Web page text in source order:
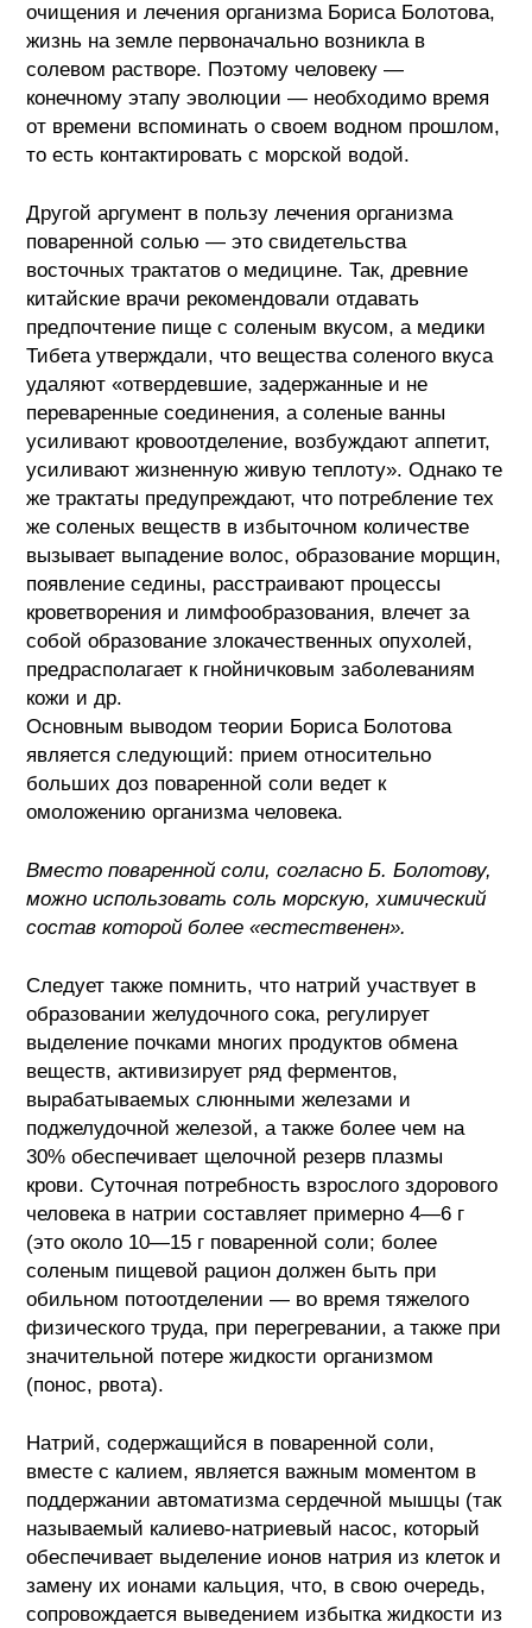
очищения и лечения организма Бориса Болотова,
жизнь на земле первоначально возникла в
солевом растворе. Поэтому человеку —
конечному этапу эволюции — необходимо время
от времени вспоминать о своем водном прошлом,
то есть контактировать с морской водой.
Другой аргумент в пользу лечения организма
поваренной солью — это свидетельства
восточных трактатов о медицине. Так, древние
китайские врачи рекомендовали отдавать
предпочтение пище с соленым вкусом, а медики
Тибета утверждали, что вещества соленого вкуса
удаляют «отвердевшие, задержанные и не
переваренные соединения, а соленые ванны
усиливают кровоотделение, возбуждают аппетит,
усиливают жизненную живую теплоту». Однако те
же трактаты предупреждают, что потребление тех
же соленых веществ в избыточном количестве
вызывает выпадение волос, образование морщин,
появление седины, расстраивают процессы
кроветворения и лимфообразования, влечет за
собой образование злокачественных опухолей,
предрасполагает к гнойничковым заболеваниям
кожи и др.
Основным выводом теории Бориса Болотова
является следующий: прием относительно
больших доз поваренной соли ведет к
омоложению организма человека.
Вместо поваренной соли, согласно Б. Болотову,
можно использовать соль морскую, химический
состав которой более «естественен».
Следует также помнить, что натрий участвует в
образовании желудочного сока, регулирует
выделение почками многих продуктов обмена
веществ, активизирует ряд ферментов,
вырабатываемых слюнными железами и
поджелудочной железой, а также более чем на
30% обеспечивает щелочной резерв плазмы
крови. Суточная потребность взрослого здорового
человека в натрии составляет примерно 4—6 г
(это около 10—15 г поваренной соли; более
соленым пищевой рацион должен быть при
обильном потоотделении — во время тяжелого
физического труда, при перегревании, а также при
значительной потере жидкости организмом
(понос, рвота).
Натрий, содержащийся в поваренной соли,
вместе с калием, является важным моментом в
поддержании автоматизма сердечной мышцы (так
называемый калиево-натриевый насос, который
обеспечивает выделение ионов натрия из клеток и
замену их ионами кальция, что, в свою очередь,
сопровождается выведением избытка жидкости из